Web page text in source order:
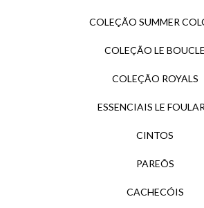
COLEÇÃO SUMMER
COLEÇÃO LE BOUCLE
COLEÇÃO ROYALS
ESSENCIAIS LE
CINTOS
PAREÔS
CACHECÓIS